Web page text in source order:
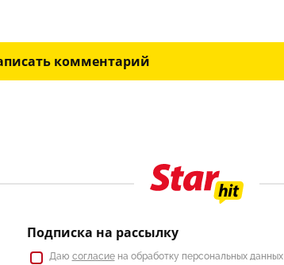
комментарий
Подписка на рассылку
Даю согласиена обработку персональных данных